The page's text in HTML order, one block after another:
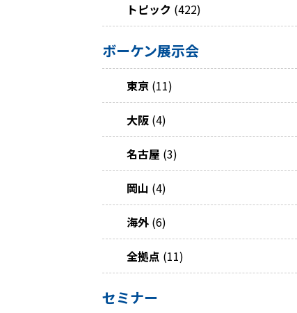
トピック (422)
ボーケン展示会
東京 (11)
大阪 (4)
名古屋 (3)
岡山 (4)
海外 (6)
全拠点 (11)
セミナー